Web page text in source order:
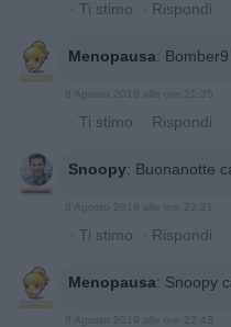
· Ti stimo · Rispondi
Menopausa:
8 Agosto 2019 alle ore 21:35
· Ti stimo · Rispondi
Snoopy: Buonanotte
8 Agosto 2019 alle ore 22:21
· Ti stimo · Rispondi
Menopausa: Snoopy
8 Agosto 2019 alle ore 22:43